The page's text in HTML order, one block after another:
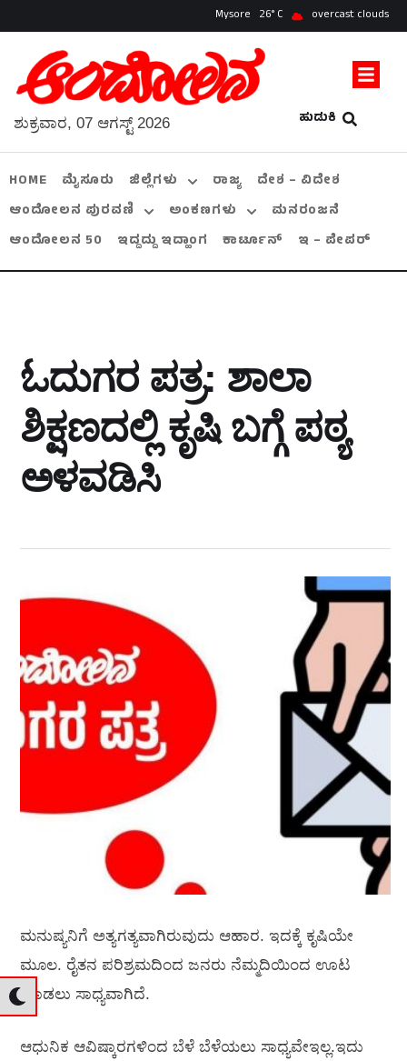
Mysore 26 overcast clouds
ಹುಡುಕಿ
ಶುಕ್ರವಾರ, 07 ಆಗಸ್ಟ್ 2026
HOME ಮೈಸೂರು ಜಿಲ್ಲೆಗಳು ರಾಜ್ಯ
ದೇಶ – ವಿದೇಶ
ಆಂದೋಲನ ಪುರವಣಿ
ಅಂಕಣಗಳು
ಮನರಂಜನೆ
ಆಂದೋಲನ 50
ಇದ್ದದ್ದು ಇದ್ಹಾಂಗ ಕಾರ್ಟೂನ್ ಇ – ಪೇಪರ್
ಓದುಗರ ಪತ್ರ: ಶಾಲಾ
ಶಿಕ್ಷಣದಲ್ಲಿ ಕೃಷಿ ಬಗ್ಗೆ ಪಠ್ಯ
ಅಳವಡಿಸಿ
ಮನುಷ್ಯನಿಗೆ ಅತ್ಯಗತ್ಯವಾಗಿರುವುದು ಆಹಾರ. ಇದಕ್ಕೆ ಕೃಷಿಯೇ
ಮೂಲ. ರೈತನ ಪರಿಶ್ರಮದಿಂದ ಜನರು ನೆಮ್ಮದಿಯಿಂದ ಊಟ
ಮಾಡಲು ಸಾಧ್ಯವಾಗಿದೆ.
ಆಧುನಿಕ ಆವಿಷ್ಕಾರಗಳಿಂದ ಬೆಳೆ ಬೆಳೆಯಲು ಸಾಧ್ಯವೇಇಲ್ಲ.ಇದು